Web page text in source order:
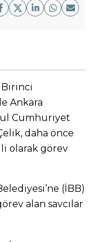
Birinci
Ankara
Cumhuriyet
daha önce
olarak görev
(İBB)
alan savcılar